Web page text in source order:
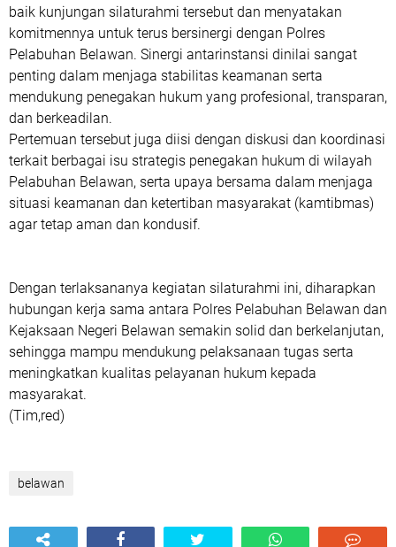
baik kunjungan silaturahmi tersebut dan menyatakan
komitmennya untuk terus bersinergi dengan Polres
Pelabuhan Belawan. Sinergi antarinstansi dinilai sangat
penting dalam menjaga stabilitas keamanan serta
mendukung penegakan hukum yang profesional, transparan,
dan berkeadilan.
Pertemuan tersebut juga diisi dengan diskusi dan koordinasi
terkait berbagai isu strategis penegakan hukum di wilayah
Pelabuhan Belawan, serta upaya bersama dalam menjaga
situasi keamanan dan ketertiban masyarakat (kamtibmas)
agar tetap aman dan kondusif.
Dengan terlaksananya kegiatan silaturahmi ini, diharapkan
hubungan kerja sama antara Polres Pelabuhan Belawan dan
Kejaksaan Negeri Belawan semakin solid dan berkelanjutan,
sehingga mampu mendukung pelaksanaan tugas serta
meningkatkan kualitas pelayanan hukum kepada
masyarakat.
(Tim,red)
belawan